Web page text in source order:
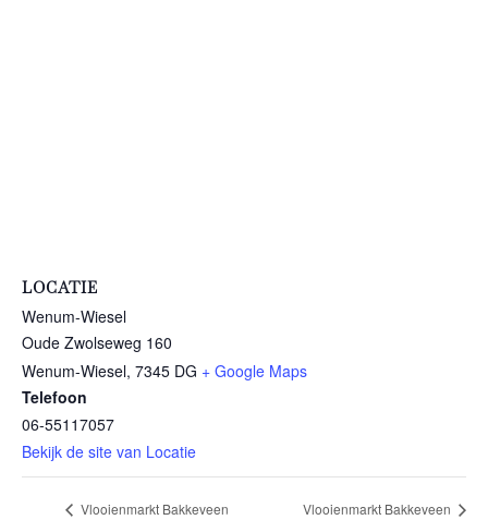
LOCATIE
Wenum-Wiesel
Oude Zwolseweg 160
Wenum-Wiesel, 7345 DG + Google Maps
Telefoon
06-55117057
Bekijk de site van Locatie
Vlooienmarkt Bakkeveen Vlooienmarkt Bakkeveen